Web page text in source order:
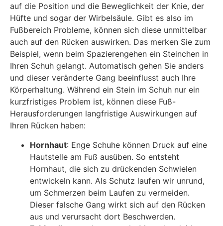
auf die Position und die Beweglichkeit der Knie, der
Hüfte und sogar der Wirbelsäule. Gibt es also im
Fußbereich Probleme, können sich diese unmittelbar
auch auf den Rücken auswirken. Das merken Sie zum
Beispiel, wenn beim Spazierengehen ein Steinchen in
Ihren Schuh gelangt. Automatisch gehen Sie anders
und dieser veränderte Gang beeinflusst auch Ihre
Körperhaltung. Während ein Stein im Schuh nur ein
kurzfristiges Problem ist, können diese Fuß-
Herausforderungen langfristige Auswirkungen auf
Ihren Rücken haben:
Hornhaut: Enge Schuhe können Druck auf eine
Hautstelle am Fuß ausüben. So entsteht
Hornhaut, die sich zu drückenden Schwielen
entwickeln kann. Als Schutz laufen wir unrund,
um Schmerzen beim Laufen zu vermeiden.
Dieser falsche Gang wirkt sich auf den Rücken
aus und verursacht dort Beschwerden.